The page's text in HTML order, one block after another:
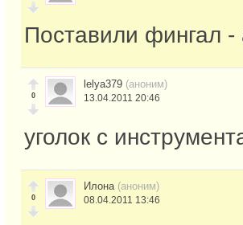
Поставили фингал -
0
lelya379 (аноним)
13.04.2011 20:46
уголок с
0
Илона (аноним)
08.04.2011 13:46